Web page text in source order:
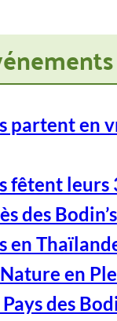
partent en
fêtent leurs
des Bodin’s
en
en
des